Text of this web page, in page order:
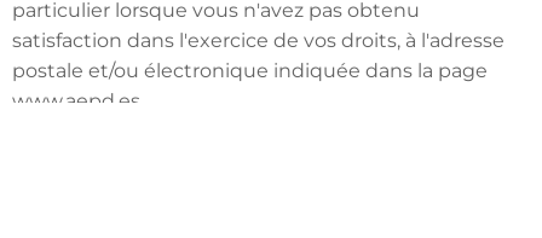
particulier lorsque vous n'avez pas obtenu
satisfaction dans l'exercice de vos droits, à l'adresse
postale et/ou électronique indiquée dans la page
www.aepd.es.